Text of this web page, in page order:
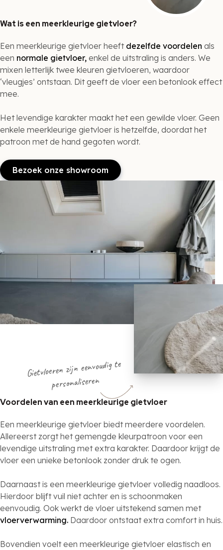
Wat is een meerkleurige gietvloer?
Een meerkleurige gietvloer heeft dezelfde voordelen als
een normale gietvloer, enkel de uitstraling is anders. We
mixen letterlijk twee kleuren gietvloeren, waardoor
‘vleugjes’ ontstaan. Dit geeft de vloer een betonlook effect
mee.
Het levendige karakter maakt het een gewilde vloer. Geen
enkele meerkleurige gietvloer is hetzelfde, doordat het
patroon met de hand gegoten wordt.
Bezoek onze showroom
Gietvloeren zijn eenvoudig te
personaliseren
Voordelen van een meerkleurige gietvloer
Een meerkleurige gietvloer biedt meerdere voordelen.
Allereerst zorgt het gemengde kleurpatroon voor een
levendige uitstraling met extra karakter. Daardoor krijgt de
vloer een unieke betonlook zonder druk te ogen.
Daarnaast is een meerkleurige gietvloer volledig naadloos.
Hierdoor blijft vuil niet achter en is schoonmaken
eenvoudig. Ook werkt de vloer uitstekend samen met
vloerverwarming. Daardoor ontstaat extra comfort in huis.
Bovendien voelt een meerkleurige gietvloer elastisch en